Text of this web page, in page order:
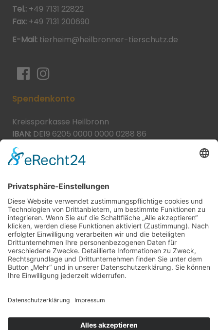
Tel.: +49 7131 22822
Fax: +49 7131 200690
E-Mail: tierheim@heilbronner-tierschutz.de
Spendenkonto
Kreissparkasse Heilbronn
IBAN: DE19 6205 0000 0000 0288 86
BIC:
Spende direkt via PayPal
JETZT SPENDEN
paypal@heilbronner-tierschutz.de
© 2021Systemhaus JOAM